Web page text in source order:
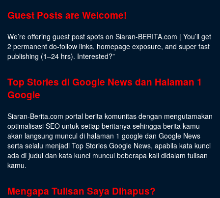
Guest Posts are Welcome!
We’re offering guest post spots on Siaran-BERITA.com | You’ll get
2 permanent do-follow links, homepage exposure, and super fast
publishing (1–24 hrs). Interested?”
Top Stories di Google News dan Halaman 1
Google
Siaran-Berita.com portal berita komunitas dengan mengutamakan
optimalisasi SEO untuk setiap beritanya sehingga berita kamu
akan langsung muncul di halaman 1 google dan Google News
serta selalu menjadi Top Stories Google News, apabila kata kunci
ada di judul dan kata kunci muncul beberapa kali didalam tulisan
kamu.
Mengapa Tulisan Saya Dihapus?